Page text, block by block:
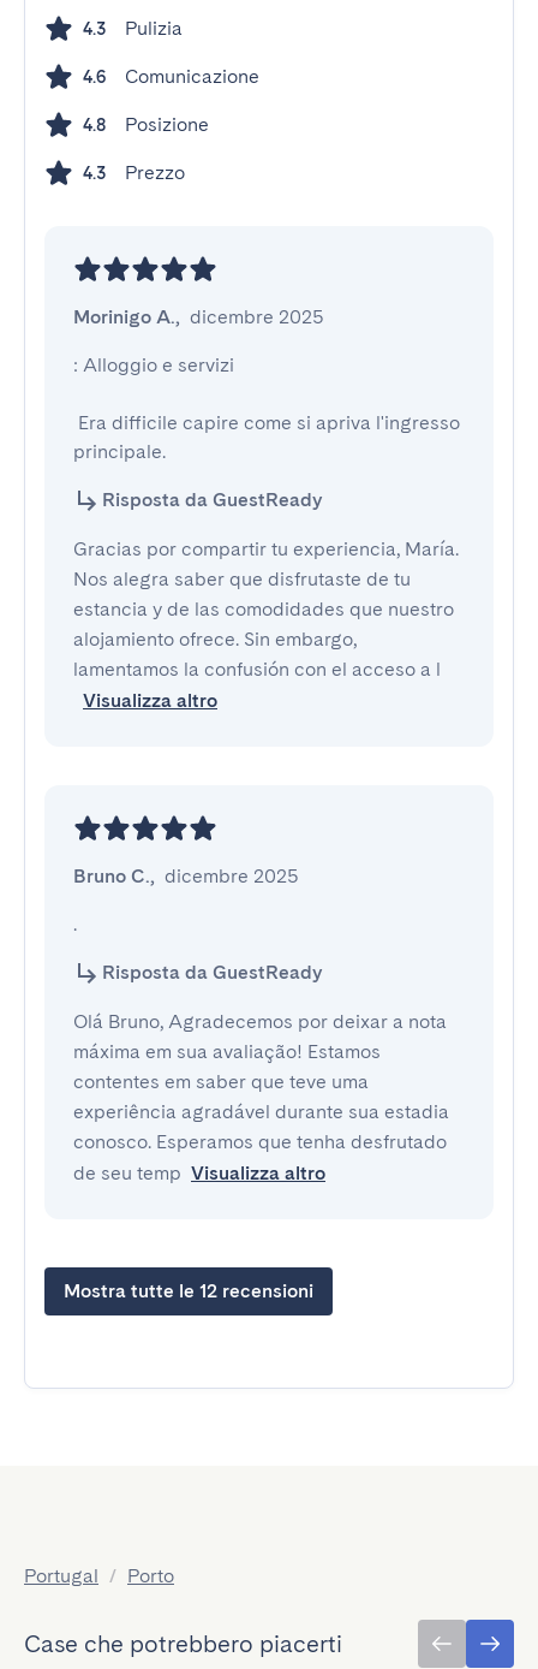
4.3 Pulizia
4.6 Comunicazione
4.8 Posizione
4.3 Prezzo
Morinigo A., dicembre 2025
: Alloggio e servizi
principale.
Risposta da GuestReady
Gracias por compartir tu experiencia, María.
Nos alegra saber que disfrutaste de tu
estancia y de las comodidades que nuestro
alojamiento ofrece. Sin embargo,
lamentamos la confusión con el acceso a l
Visualizza altro
Bruno C., dicembre 2025
.
Risposta da GuestReady
Olá Bruno, Agradecemos por deixar a nota
máxima em sua avaliação! Estamos
contentes em saber que teve uma
experiência agradável durante sua estadia
conosco. Esperamos que tenha desfrutado
de seu temp Visualizza altro
Mostra tutte le 12 recensioni
Portugal / Porto
Case che potrebbero piacerti